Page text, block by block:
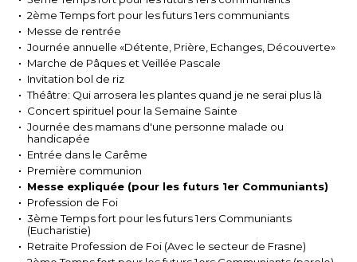
2ème Temps fort pour les futurs 1ers communiants
Messe de rentrée
Journée annuelle «Détente, Prière, Echanges, Découverte»
Marche de Pâques et Veillée Pascale
Invitation bol de riz
Théâtre: Qui arrosera les plantes quand je ne serai plus là
Concert spirituel pour la Semaine Sainte
Journée des mamans d'une personne malade ou
handicapée
Entrée dans le Carême
Première communion
Messe expliquée (pour les futurs 1er Communiants)
Profession de Foi
3ème Temps fort pour les futurs 1ers Communiants
(Eucharistie)
Retraite Profession de Foi (Avec le secteur de Frasne)